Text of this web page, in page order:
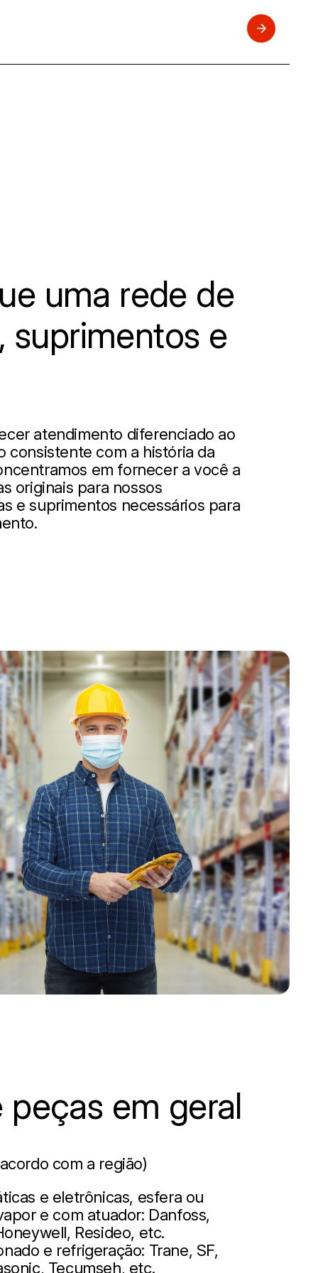
uma rede de
suprimentos e
atendimento diferenciado ao
consistente com a história da
em fornecer a você a
originais para nossos
e suprimentos necessários para
em geral
com a região)
e eletrônicas, esfera ou
e com atuador: Danfoss,
Resideo, etc.
e refrigeração: Trane, SF,
Tecumseh, etc.